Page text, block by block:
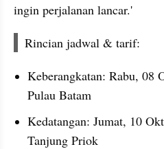
ingin perjalanan lancar.'
Rincian jadwal & tarif:
Keberangkatan: Rabu, 08
Pulau Batam
Kedatangan: Jumat, 10
Tanjung Priok